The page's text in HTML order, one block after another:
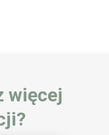
więcej